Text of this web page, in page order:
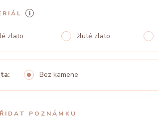
zlato žluté zlato
Bez kamene
POZNÁMKU